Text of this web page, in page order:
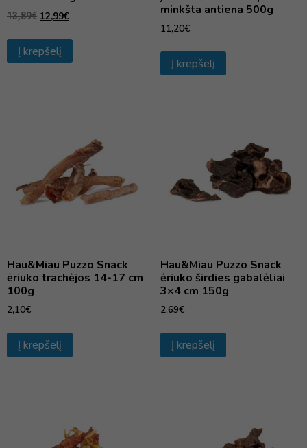
13,89€ 12,99€
Į krepšelį
minkšta antiena 500g
11,20€
Į krepšelį
Hau&Miau Puzzo Snack
ėriuko trachėjos 14-17 cm
100g
2,10€
Į krepšelį
Hau&Miau Puzzo Snack
ėriuko širdies gabalėliai
3×4 cm 150g
2,69€
Į krepšelį